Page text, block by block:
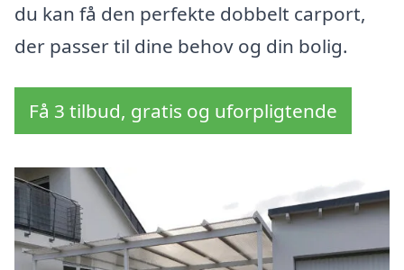
du kan få den perfekte dobbelt carport,
der passer til dine behov og din bolig.
Få 3 tilbud, gratis og uforpligtende